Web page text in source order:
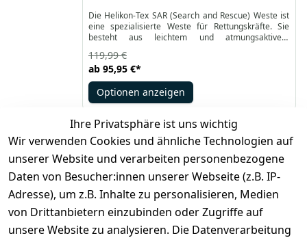
Die Helikon-Tex SAR (Search and Rescue) Weste ist
eine spezialisierte Weste für Rettungskräfte. Sie
besteht aus leichtem und atmungsaktivem
Gurtband versehen, was eine individuelle
Anpassung und Personalisierung der Ausrüstung
ermöglicht. Dank großer reflektierender Elemente
bietet die Weste eine hervorragende Sichtbarkeit,
selbst bei schwierigen Wetterbedingungen und in
ab 95,95 €*
119,99 €
Optionen anzeigen
* inkl. ges. MwStzzgl.Versandkosten
1
Ihre Privatsphäre ist uns wichtig
Wir verwenden Cookies und ähnliche Technologien auf
unserer Website und verarbeiten personenbezogene
Daten von Besucher:innen unserer Webseite (z.B. IP-
Adresse), um z.B. Inhalte zu personalisieren, Medien
von Drittanbietern einzubinden oder Zugriffe auf
unsere Website zu analysieren. Die Datenverarbeitung